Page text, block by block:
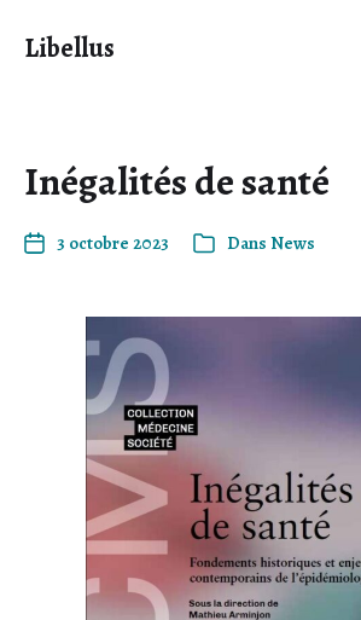
Libellus
Inégalités de santé
3 octobre 2023 Dans News